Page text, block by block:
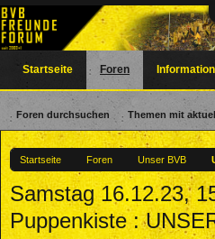
Startseite Foren Unser BVB
Samstag 16.12.23,
Puppenkiste :
Startseite Foren
Foren durchsuchen Themen mit